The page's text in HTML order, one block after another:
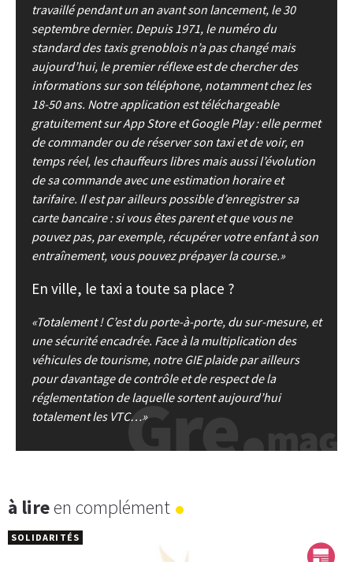
travaillé pendant un an avant son lancement, le 30
septembre dernier. Depuis 1971, le numéro du
standard des taxis grenoblois n’a pas changé mais
aujourd’hui, le premier réflexe est de chercher des
informations sur son téléphone, notamment chez les
18-50 ans. Notre application est téléchargeable
gratuitement sur App Store et Google Play : elle permet
de commander ou de réserver son taxi et de voir, en
temps réel, les chauffeurs libres mais aussi l’évolution
de sa commande avec une estimation horaire et
tarifaire. Il est par ailleurs possible d’enregistrer sa
carte bancaire : si vous êtes parent et que vous ne
pouvez pas, par exemple, récupérer votre enfant à son
entraînement, vous pouvez prépayer la course.
En ville, le taxi a toute sa place ?
Totalement ! C’est du porte-à-porte, du sur-mesure, et
une sécurité encadrée. Face à la multiplication des
véhicules de tourisme, notre GIE plaide par ailleurs
pour davantage de contrôle et de respect de la
réglementation de laquelle sortent aujourd’hui
totalement les VTC…
à lireen complément
SOLIDARITÉS